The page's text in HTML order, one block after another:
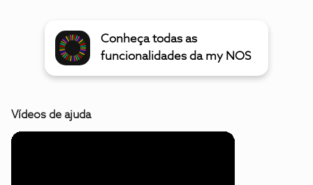
Conheça todas as
funcionalidades da my NOS
Vídeos de ajuda